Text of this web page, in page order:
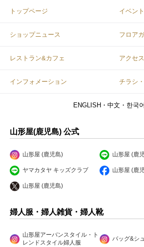
トップページ イベント
ショップニュース フロア
レストラン&カフェ アクセス
インフォメーション チラシ
ENGLISH・中文・한국어
山形屋(鹿児島) 公式
山形屋 (鹿児島) 山形屋 (鹿
ヤマカタヤ キッズクラブ 山形屋 (鹿
山形屋 (鹿児島)
婦人服・婦人雑貨・婦人靴
山形屋アーバンスタイル・ト
レンドスタイル婦人服
バッグ&シ